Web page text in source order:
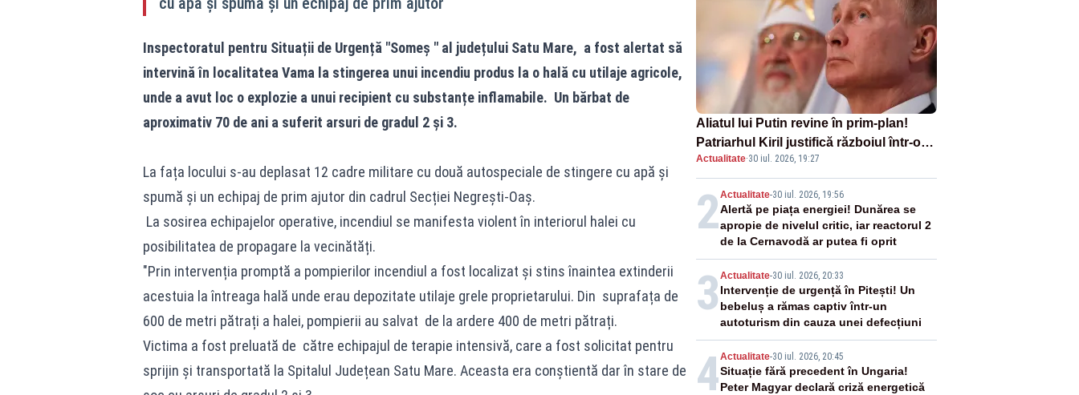
Inspectoratul pentru Situații de Urgență "Someș " al județului Satu Mare, a fost alertat să
intervină în localitatea Vama la stingerea unui incendiu produs la o hală cu utilaje agricole,
unde a avut loc o explozie a unui recipient cu substanțe inflamabile. Un bărbat de
aproximativ 70 de ani a suferit arsuri de gradul 2 și 3.
La fața locului s-au deplasat 12 cadre militare cu două autospeciale de stingere cu apă și
spumă și un echipaj de prim ajutor din cadrul Secției Negrești-Oaș.
La sosirea echipajelor operative, incendiul se manifesta violent în interiorul halei cu
posibilitatea de propagare la vecinătăți.
"Prin intervenția promptă a pompierilor incendiul a fost localizat și stins înaintea extinderii
acestuia la întreaga hală unde erau depozitate utilaje grele proprietarului. Din suprafața de
600 de metri pătrați a halei, pompierii au salvat de la ardere 400 de metri pătrați.
Victima a fost preluată de către echipajul de terapie intensivă, care a fost solicitat pentru
sprijin și transportată la Spitalul Județean Satu Mare. Aceasta era conștientă dar în stare de
Aliatul lui Putin revine în prim-plan!
Patriarhul Kiril justifică războiul într-o
nouă carte
Actualitate·30 iul. 2026, 19:27
2Actualitate-30 iul. 2026, 19:56
Alertă pe piața energiei! Dunărea se
apropie de nivelul critic, iar reactorul 2
de la Cernavodă ar putea fi oprit
3 Actualitate-30 iul. 2026, 20:33
Intervenție de urgență în Pitești! Un
bebeluș a rămas captiv într-un
autoturism din cauza unei defecțiuni
4Actualitate-30 iul. 2026, 20:45
Situație fără precedent în Ungaria!
Peter Magyar declară criză energetică